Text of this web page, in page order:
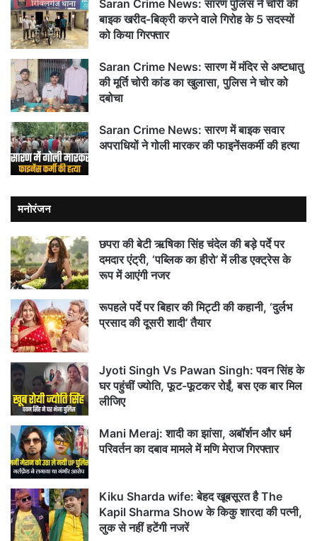
Saran Crime News: सारण पुलिस ने चोरी की
बाइक खरीद-बिक्री करने वाले गिरोह के 5 सदस्यों
को किया गिरफ्तार
Saran Crime News: सारण में मंदिर से अष्टधातु
की मूर्ति चोरी कांड का खुलासा, पुलिस ने चोर को
दबोचा
Saran Crime News: सारण में बाइक सवार
अपराधियों ने गोली मारकर की फाइनेंसकर्मी की हत्या
मनोरंजन
छपरा की बेटी ऋषिका सिंह चंदेल की बड़े पर्दे पर
दमदार एंट्री, ‘पब्लिक का हीरो’ में लीड एक्ट्रेस के
रूप में आएंगी नजर
रूपहले पर्दे पर बिहार की मिट्टी की कहानी, ‘दुर्लभ
प्रसाद की दूसरी शादी’ तैयार
Jyoti Singh Vs Pawan Singh: पवन सिंह के
घर पहुंचीं ज्योति, फूट-फूटकर रोईं, बस एक बार मिल
लीजिए
Mani Meraj: शादी का झांसा, अबॉर्शन और धर्म
परिवर्तन का दबाव मामले में मणि मेराज गिरफ्तार
Kiku Sharda wife: बेहद खूबसूरत है The
Kapil Sharma Show के किकु शारदा की पत्नी,
लुक से नहीं हटेंगी नजरें